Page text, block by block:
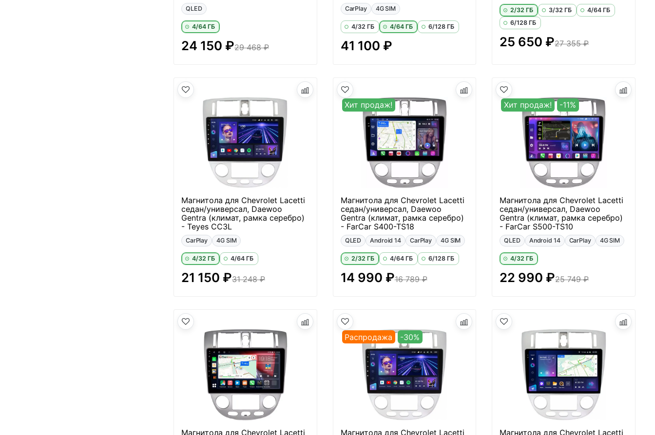
QLED
4/64 ГБ
29 468 ₽
24 150 ₽
CarPlay 4G SIM
4/32 ГБ 4/64 ГБ 6/128 ГБ
41 100 ₽
2/32 ГБ 3/32 ГБ
4/64 ГБ
6/128 ГБ
25 650 ₽27 355 ₽
Магнитола для Chevrolet Lacetti
седан/универсал, Daewoo
Gentra (климат, рамка серебро)
- Teyes CC3L
CarPlay 4G SIM
4/32 ГБ 4/64 ГБ
21 150 ₽31 248 ₽
Хит продаж!
Магнитола для Chevrolet Lacetti
седан/универсал, Daewoo
Gentra (климат, рамка серебро)
- FarCar S400-TS18
QLED Android 14 CarPlay 4G SIM
2/32 ГБ 4/64 ГБ 6/128 ГБ
14 990 ₽16 789 ₽
Хит продаж! -11%
Магнитола для Chevrolet Lacetti
седан/универсал, Daewoo
Gentra (климат, рамка серебро)
- FarCar S500-TS10
QLED Android 14 CarPlay 4G SIM
4/32 ГБ
25 749 ₽
22 990 ₽
Магнитола для Chevrolet Lacetti
Распродажа -30%
Магнитола для Chevrolet Lacetti Магнитола для Chevrolet Lacetti